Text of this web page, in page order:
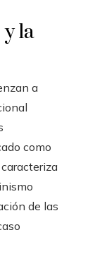
la
a
como
de las